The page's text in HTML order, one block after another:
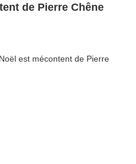
de Pierre Chêne